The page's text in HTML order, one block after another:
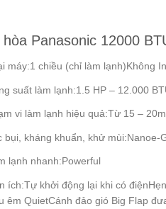
Panasonic 12000
máy:1 chiều (chỉ làm lạnh)Không
suất làm lạnh:1.5 HP – 12.000
vi làm lạnh hiệu quả:Từ 15 –
bụi, kháng khuẩn, khử mùi:Nanoe-
lạnh nhanh:Powerful
ích:Tự khởi động lại khi có điện
êm QuietCánh đảo gió Big Flap